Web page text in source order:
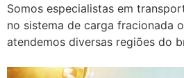
Somos especialistas em
no sistema de carga fracionada
atendemos diversas regiões do